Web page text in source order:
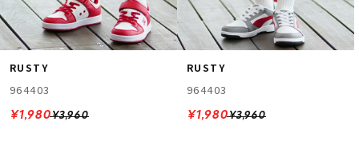
RUSTY
964403
¥3,960
¥1,980
RUSTY
964403
¥3,960
¥1,980